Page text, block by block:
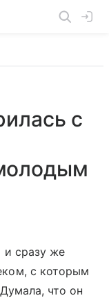
с
и сразу же
с которым
что он